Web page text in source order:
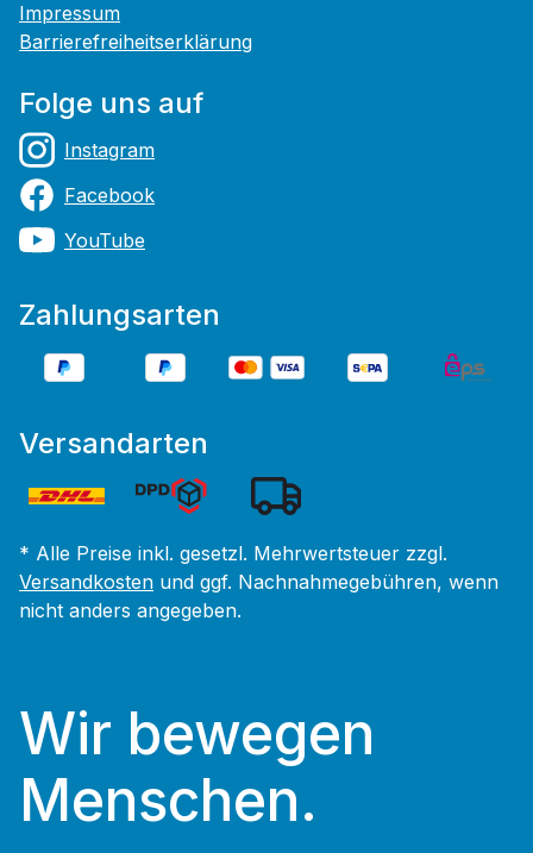
Impressum
Barrierefreiheitserklärung
Folge uns auf
Instagram
Facebook
YouTube
Zahlungsarten
Versandarten
* Alle Preise inkl. gesetzl. Mehrwertsteuer zzgl.
Versandkosten und ggf. Nachnahmegebühren, wenn
nicht anders angegeben.
Wir bewegen
Menschen.